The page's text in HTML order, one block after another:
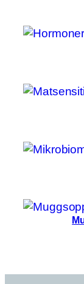
n
l